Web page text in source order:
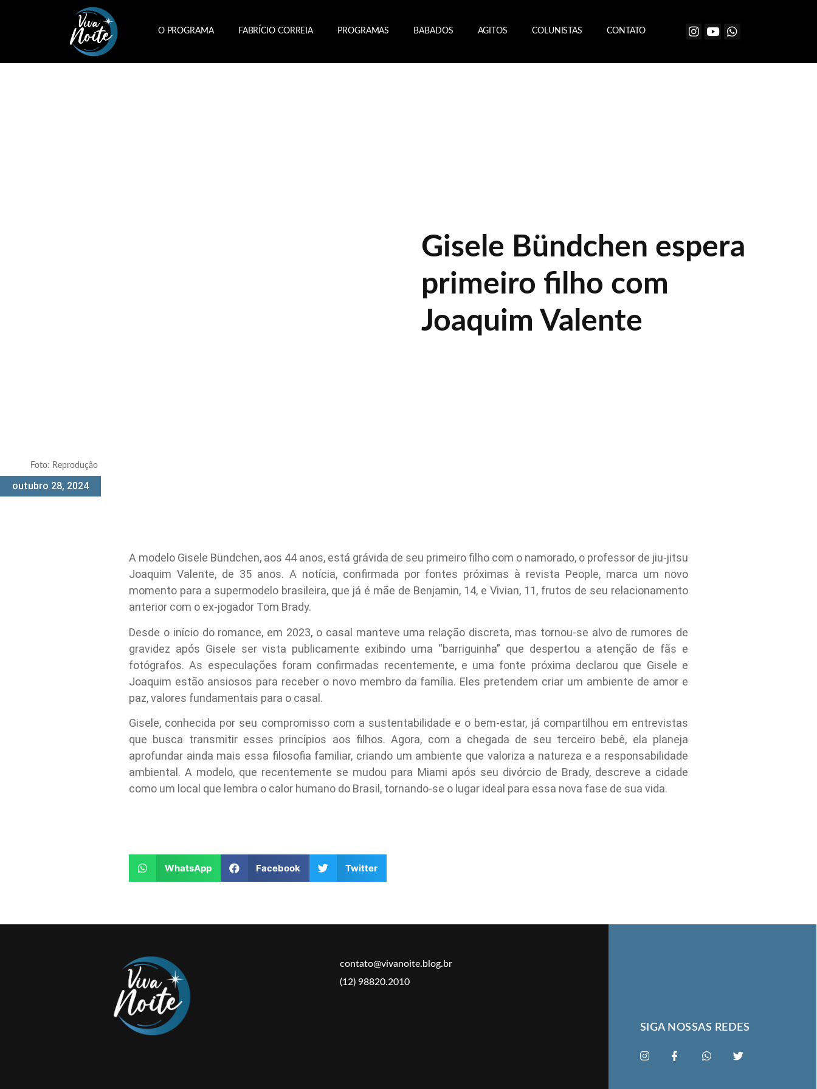
O PROGRAMA FABRÍCIO CORREIA PROGRAMAS BABADOS AGITOS COLUNISTAS CONTATO
Foto: Reprodução
outubro 28, 2024
Gisele Bündchen espera
primeiro filho com
Joaquim Valente
A modelo Gisele Bündchen, aos 44 anos, está grávida de seu primeiro filho com o namorado, o professor de jiu-jitsu
Joaquim Valente, de 35 anos. A notícia, confirmada por fontes próximas à revista People, marca um novo
momento para a supermodelo brasileira, que já é mãe de Benjamin, 14, e Vivian, 11, frutos de seu relacionamento
anterior com o ex-jogador Tom Brady.
Desde o início do romance, em 2023, o casal manteve uma relação discreta, mas tornou-se alvo de rumores de
gravidez após Gisele ser vista publicamente exibindo uma “barriguinha” que despertou a atenção de fãs e
fotógrafos. As especulações foram confirmadas recentemente, e uma fonte próxima declarou que Gisele e
Joaquim estão ansiosos para receber o novo membro da família. Eles pretendem criar um ambiente de amor e
paz, valores fundamentais para o casal.
Gisele, conhecida por seu compromisso com a sustentabilidade e o bem-estar, já compartilhou em entrevistas
que busca transmitir esses princípios aos filhos. Agora, com a chegada de seu terceiro bebê, ela planeja
aprofundar ainda mais essa filosofia familiar, criando um ambiente que valoriza a natureza e a responsabilidade
ambiental. A modelo, que recentemente se mudou para Miami após seu divórcio de Brady, descreve a cidade
como um local que lembra o calor humano do Brasil, tornando-se o lugar ideal para essa nova fase de sua vida.
WhatsApp Facebook Twitter
contato@vivanoite.blog.br
(12) 98820.2010
SIGA NOSSAS REDES